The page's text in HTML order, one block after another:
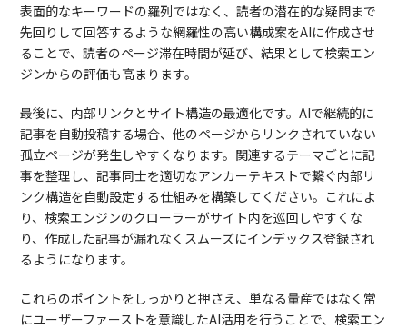
表面的なキーワードの羅列ではなく、読者の潜在的な疑問まで
先回りして回答するような網羅性の高い構成案をAIに作成させ
ることで、読者のページ滞在時間が延び、結果として検索エン
ジンからの評価も高まります。
最後に、内部リンクとサイト構造の最適化です。AIで継続的に
記事を自動投稿する場合、他のページからリンクされていない
孤立ページが発生しやすくなります。関連するテーマごとに記
事を整理し、記事同士を適切なアンカーテキストで繋ぐ内部リ
ンク構造を自動設定する仕組みを構築してください。これによ
り、検索エンジンのクローラーがサイト内を巡回しやすくな
り、作成した記事が漏れなくスムーズにインデックス登録され
るようになります。
これらのポイントをしっかりと押さえ、単なる量産ではなく常
にユーザーファーストを意識したAI活用を行うことで、検索エン